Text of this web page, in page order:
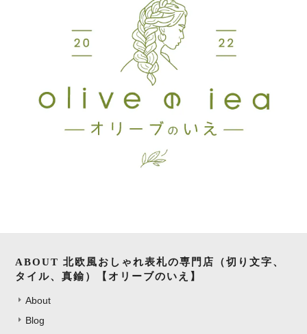
ABOUT 北欧風おしゃれ表札の専門店（切り文字、
タイル、真鍮）【オリーブのいえ】
About
Blog